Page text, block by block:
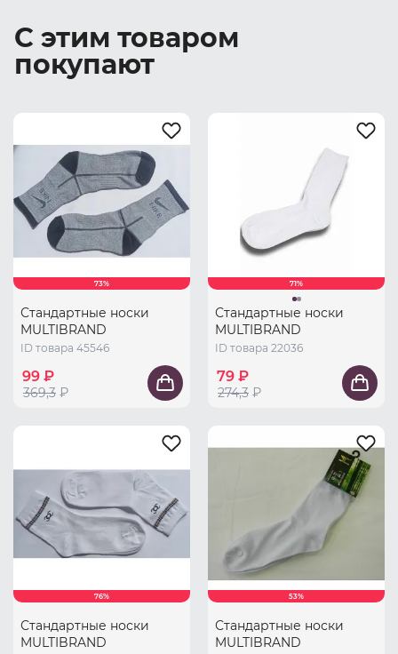
С этим товаром
покупают
73%
Стандартные носки
MULTIBRAND
ID товара 45546
99 ₽
369,3 ₽
71%
Стандартные носки
MULTIBRAND
ID товара 22036
79 ₽
274,3 ₽
76%
Стандартные носки
MULTIBRAND
53%
Стандартные носки
MULTIBRAND